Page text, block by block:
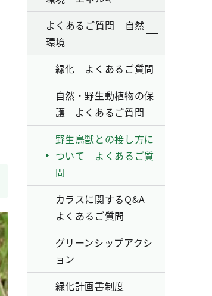
よくあるご質問 自然
環境
緑化 よくあるご質問
自然・野生動植物の保
護 よくあるご質問
野生鳥獣との接し方に
ついて よくあるご質
問
カラスに関するQ&A
よくあるご質問
グリーンシップアクシ
ョン
緑化計画書制度